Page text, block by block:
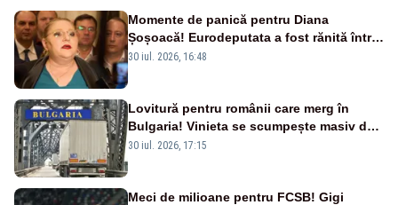
Momente de panică pentru Diana
Șoșoacă! Eurodeputata a fost rănită într-
un accident rutier
30 iul. 2026, 16:48
Lovitură pentru românii care merg în
Bulgaria! Vinieta se scumpește masiv de
la 1 august
30 iul. 2026, 17:15
Meci de milioane pentru FCSB! Gigi